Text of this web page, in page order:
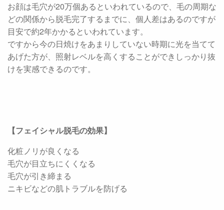
お顔は毛穴が20万個あるといわれているので、毛の周期な
どの関係から脱毛完了するまでに、個人差はあるのですが
目安で約2年かかるといわれています。
ですから今の日焼けをあまりしていない時期に光を当てて
あげた方が、照射レベルを高くすることができしっかり抜
けを実感できるのです。
【フェイシャル脱毛の効果】
化粧ノリが良くなる
毛穴が目立ちにくくなる
毛穴が引き締まる
ニキビなどの肌トラブルを防げる